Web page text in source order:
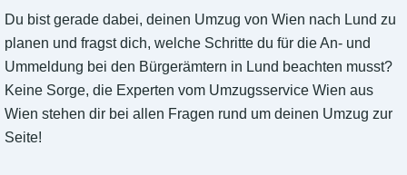
Du bist gerade dabei, deinen Umzug von Wien nach Lund zu
planen und fragst dich, welche Schritte du für die An- und
Ummeldung bei den Bürgerämtern in Lund beachten musst?
Keine Sorge, die Experten vom Umzugsservice Wien aus
Wien stehen dir bei allen Fragen rund um deinen Umzug zur
Seite!